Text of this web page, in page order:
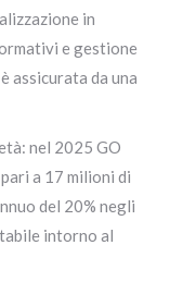
in
e gestione
assicurata da una
nel 2025 GO
a 17 milioni di
del 20% negli
intorno al